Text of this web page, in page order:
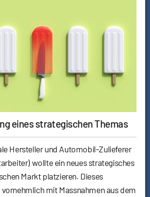
eines strategischen Themas
Hersteller und Automobil-Zulieferer
wollte ein neues strategisches
Markt platzieren. Dieses
mit Massnahmen aus dem